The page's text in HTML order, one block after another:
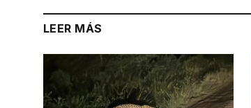
LEER MÁS